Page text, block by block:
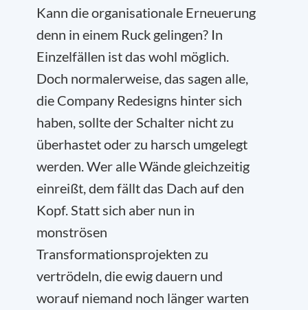
Kann die organisationale Erneuerung
denn in einem Ruck gelingen? In
Einzelfällen ist das wohl möglich.
Doch normalerweise, das sagen alle,
die Company Redesigns hinter sich
haben, sollte der Schalter nicht zu
überhastet oder zu harsch umgelegt
werden. Wer alle Wände gleichzeitig
einreißt, dem fällt das Dach auf den
Kopf. Statt sich aber nun in
monströsen
Transformationsprojekten zu
vertrödeln, die ewig dauern und
worauf niemand noch länger warten